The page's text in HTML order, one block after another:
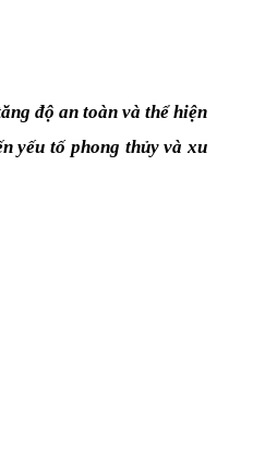
độ an toàn và thể hiện
yếu tố phong thủy và xu